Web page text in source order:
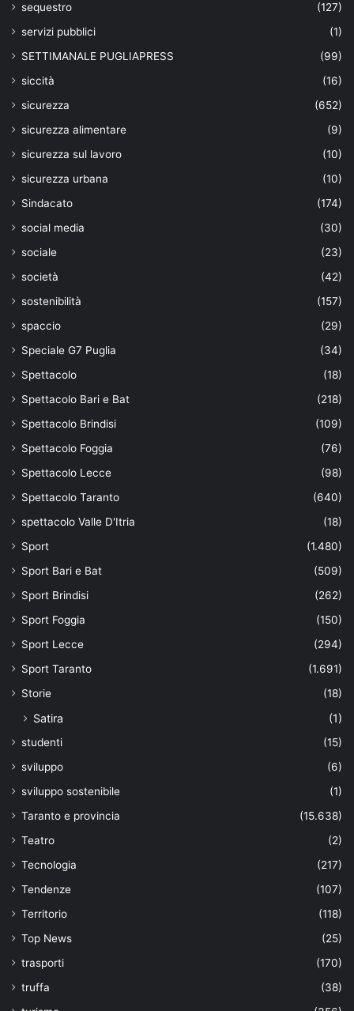
sequestro
(127)
servizi pubblici
(1)
SETTIMANALE PUGLIAPRESS
(99)
siccità
(16)
sicurezza
(652)
sicurezza alimentare
(9)
sicurezza sul lavoro
(10)
sicurezza urbana
(10)
Sindacato
(174)
social media
(30)
sociale
(23)
società
(42)
sostenibilità
(157)
spaccio
(29)
Speciale G7 Puglia
(34)
Spettacolo
(18)
Spettacolo Bari e Bat
(218)
Spettacolo Brindisi
(109)
Spettacolo Foggia
(76)
Spettacolo Lecce
(98)
Spettacolo Taranto
(640)
spettacolo Valle D'Itria
(18)
Sport
(1.480)
Sport Bari e Bat
(509)
Sport Brindisi
(262)
Sport Foggia
(150)
Sport Lecce
(294)
Sport Taranto
(1.691)
Storie
(18)
Satira (1)
studenti
(15)
sviluppo
(6)
sviluppo sostenibile
(1)
Taranto e provincia
(15.638)
Teatro
(2)
Tecnologia
(217)
Tendenze
(107)
Territorio
(118)
Top News
(25)
trasporti
(170)
truffa
(38)